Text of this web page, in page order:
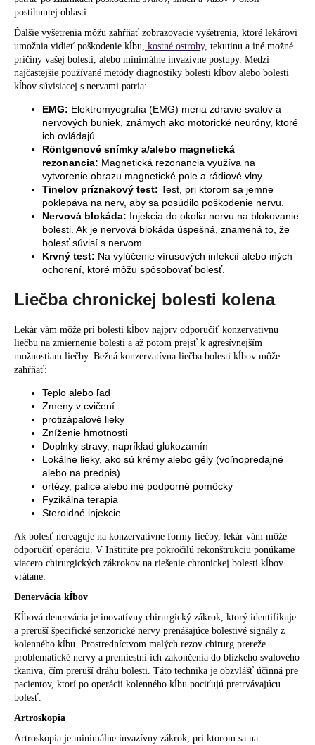
postihnutej oblasti.
Ďalšie vyšetrenia môžu zahŕňať zobrazovacie vyšetrenia, ktoré lekárovi
umožnia vidieť poškodenie kĺbu, kostné ostrohy, tekutinu a iné možné
príčiny vašej bolesti, alebo minimálne invazívne postupy. Medzi
najčastejšie používané metódy diagnostiky bolesti kĺbov alebo bolesti
kĺbov súvisiacej s nervami patria:
EMG: Elektromyografia (EMG) meria zdravie svalov a
nervových buniek, známych ako motorické neuróny, ktoré
ich ovládajú.
Röntgenové snímky a/alebo magnetická
rezonancia: Magnetická rezonancia využíva na
vytvorenie obrazu magnetické pole a rádiové vlny.
Tinelov príznakový test: Test, pri ktorom sa jemne
poklepáva na nerv, aby sa posúdilo poškodenie nervu.
Nervová blokáda: Injekcia do okolia nervu na blokovanie
bolesti. Ak je nervová blokáda úspešná, znamená to, že
bolesť súvisí s nervom.
Krvný test: Na vylúčenie vírusových infekcií alebo iných
ochorení, ktoré môžu spôsobovať bolesť.
Liečba chronickej bolesti kolena
Lekár vám môže pri bolesti kĺbov najprv odporučiť konzervatívnu
liečbu na zmiernenie bolesti a až potom prejsť k agresívnejším
možnostiam liečby. Bežná konzervatívna liečba bolesti kĺbov môže
zahŕňať:
Teplo alebo ľad
Zmeny v cvičení
protizápalové lieky
Zníženie hmotnosti
Doplnky stravy, napríklad glukozamín
Lokálne lieky, ako sú krémy alebo gély (voľnopredajné
alebo na predpis)
ortézy, palice alebo iné podporné pomôcky
Fyzikálna terapia
Steroidné injekcie
Ak bolesť nereaguje na konzervatívne formy liečby, lekár vám môže
odporučiť operáciu. V Inštitúte pre pokročilú rekonštrukciu ponúkame
viacero chirurgických zákrokov na riešenie chronickej bolesti kĺbov
vrátane:
Denervácia kĺbov
Kĺbová denervácia je inovatívny chirurgický zákrok, ktorý identifikuje
a preruší špecifické senzorické nervy prenášajúce bolestivé signály z
kolenného kĺbu. Prostredníctvom malých rezov chirurg prereže
problematické nervy a premiestni ich zakončenia do blízkeho svalového
tkaniva, čím preruší dráhu bolesti. Táto technika je obzvlášť účinná pre
pacientov, ktorí po operácii kolenného kĺbu pociťujú pretrvávajúcu
bolesť.
Artroskopia
Artroskopia je minimálne invazívny zákrok, pri ktorom sa na